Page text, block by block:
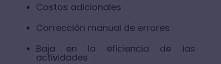
Costos adicionales
Corrección manual de errores
Baja en la eficiencia de las
actividades